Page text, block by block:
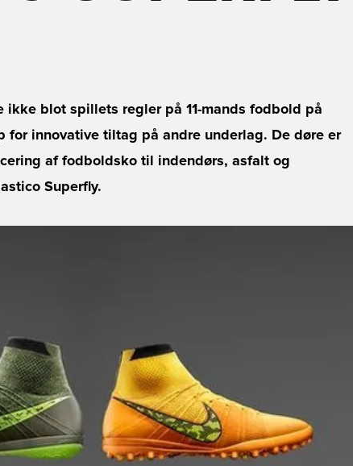
blot spillets regler på 11-mands fodbold på
for innovative tiltag på andre underlag. De døre er
af fodboldsko til indendørs, asfalt og
Superfly.